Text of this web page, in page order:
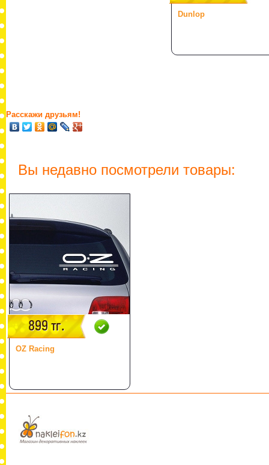
Dunlop
Расскажи друзьям!
Вы недавно посмотрели товары:
899 тг.
OZ Racing